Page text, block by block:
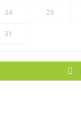
24 25
31